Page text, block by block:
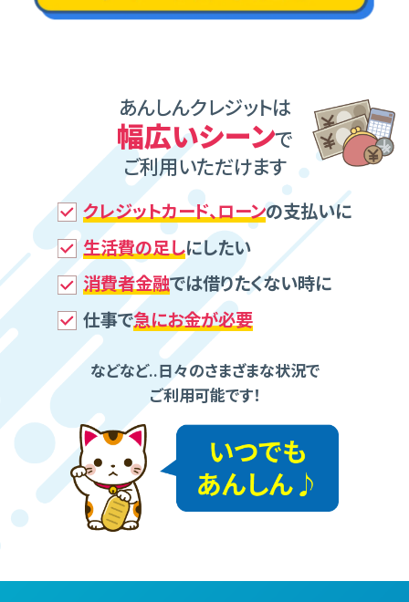
あんしんクレジットは
幅広いシーンで
ご利⽤いただけます
クレジットカード、ローンの⽀払いに
⽣活費の⾜しにしたい
消費者⾦融では借りたくない時に
仕事で急にお⾦が必要
などなど..⽇々のさまざまな状況で
ご利⽤可能です！